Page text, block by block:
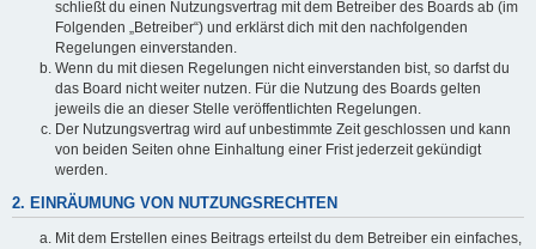
schließt du einen Nutzungsvertrag mit dem Betreiber des Boards ab (im
Folgenden „Betreiber“) und erklärst dich mit den nachfolgenden
Regelungen einverstanden.
Wenn du mit diesen Regelungen nicht einverstanden bist, so darfst du
das Board nicht weiter nutzen. Für die Nutzung des Boards gelten
jeweils die an dieser Stelle veröffentlichten Regelungen.
Der Nutzungsvertrag wird auf unbestimmte Zeit geschlossen und kann
von beiden Seiten ohne Einhaltung einer Frist jederzeit gekündigt
werden.
2. EINRÄUMUNG VON NUTZUNGSRECHTEN
Mit dem Erstellen eines Beitrags erteilst du dem Betreiber ein einfaches,